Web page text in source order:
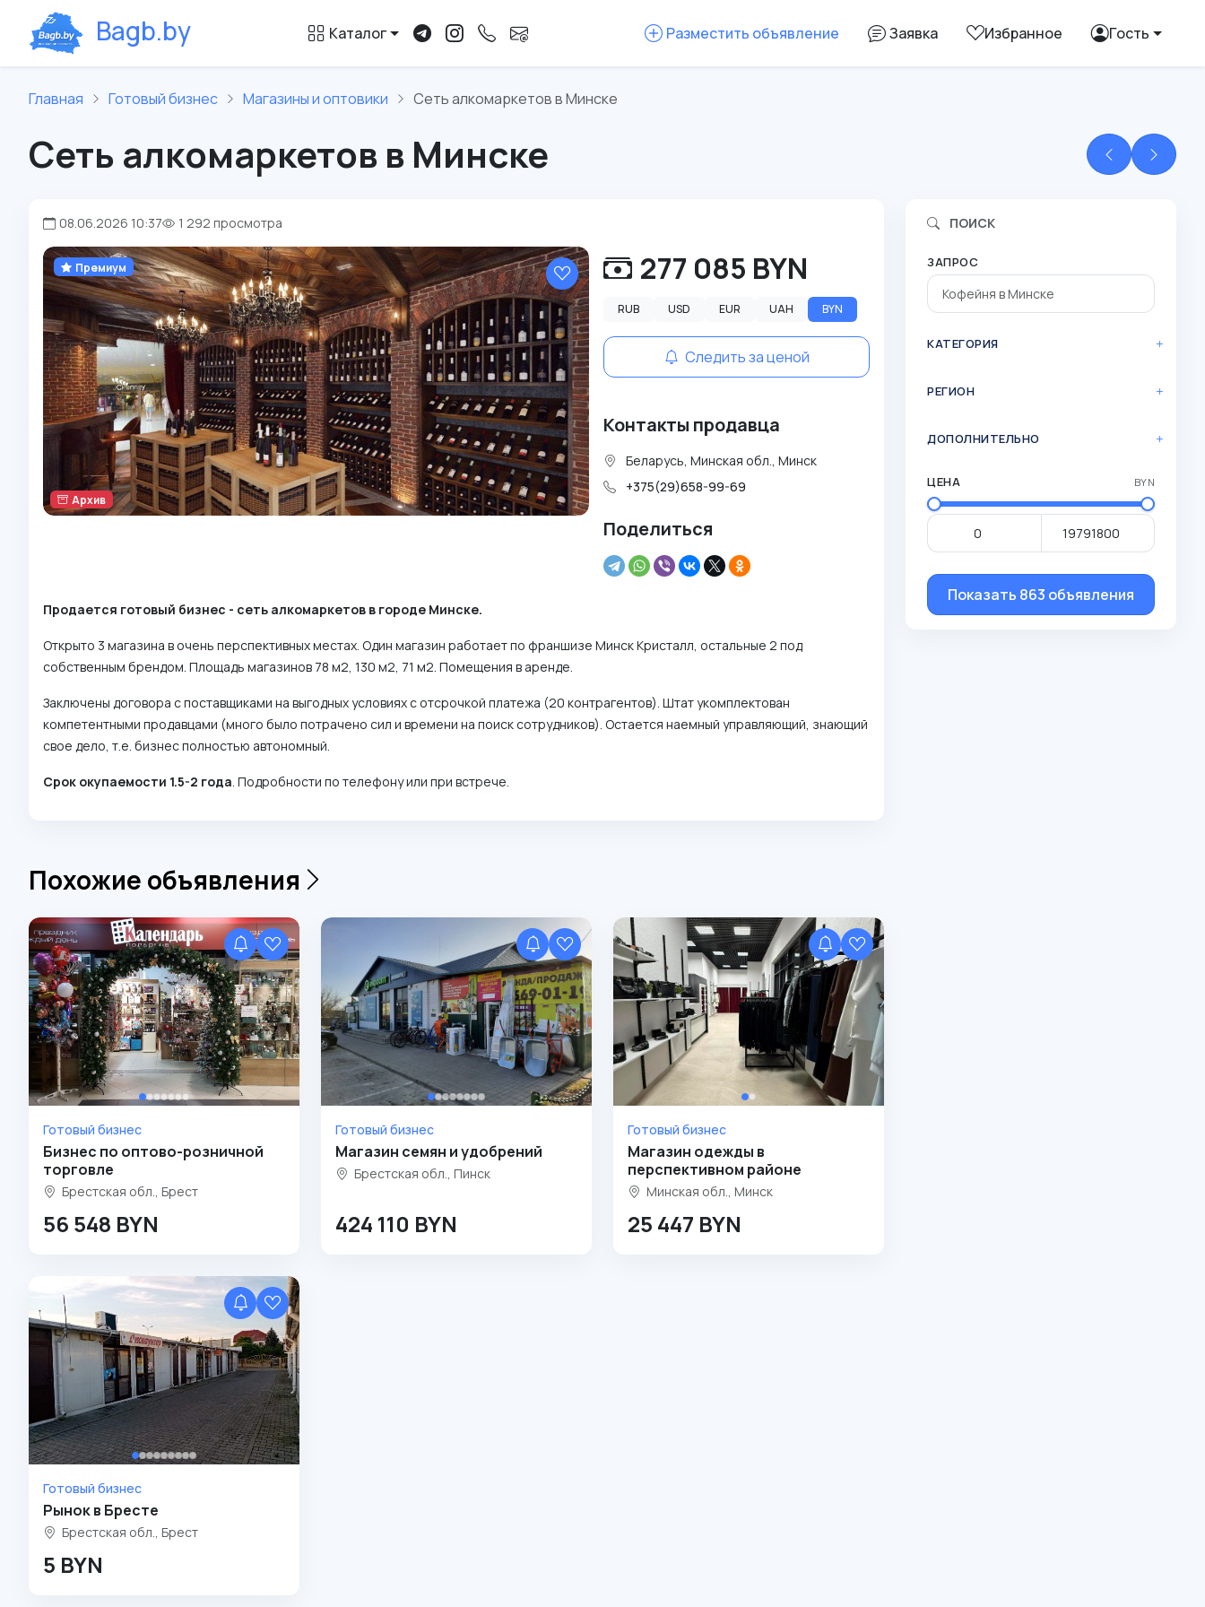
Bagb.by Каталог Разместить объявление Заявка Избранное Гость
Главная Готовый бизнес Магазины и оптовики Сеть алкомаркетов в Минске
Сеть алкомаркетов в Минске
ЗАПРОС
КАТЕГОРИЯ
РЕГИОН
ДОПОЛНИТЕЛЬНО
ЦЕНА BYN
Показать 863 объявления
ПОИСК
08.06.2026 10:37 1 292 просмотра
Премиум
Архив
277 085 BYN
RUB USD EUR UAH BYN
Следить за ценой
Контакты продавца
Беларусь, Минская обл., Минск
+375(29)658-99-69
Поделиться
Продается готовый бизнес - сеть алкомаркетов в городе Минске.
Открыто 3 магазина в очень перспективных местах. Один магазин работает по франшизе Минск Кристалл, остальные 2 под
собственным брендом. Площадь магазинов 78 м2, 130 м2, 71 м2. Помещения в аренде.
Заключены договора с поставщиками на выгодных условиях с отсрочкой платежа (20 контрагентов). Штат укомплектован
компетентными продавцами (много было потрачено сил и времени на поиск сотрудников). Остается наемный управляющий, знающий
свое дело, т.е. бизнес полностью автономный.
Срок окупаемости 1.5-2 года. Подробности по телефону или при встрече.
Похожие объявления
Готовый бизнес
Бизнес по оптово-розничной
торговле
Брестская обл., Брест
56 548 BYN
Готовый бизнес
Магазин семян и удобрений
Брестская обл., Пинск
424 110 BYN
Готовый бизнес
Магазин одежды в
перспективном районе
Минская обл., Минск
25 447 BYN
Готовый бизнес
Рынок в Бресте
Брестская обл., Брест
5 BYN